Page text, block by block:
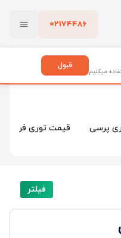
02174486
پاک کردن
قیمت توری مرغی
پرسی قیمت توری فرنگی
فیلتر
میکنیم
قبول